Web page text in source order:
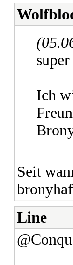
super
Ich
Seit
Line